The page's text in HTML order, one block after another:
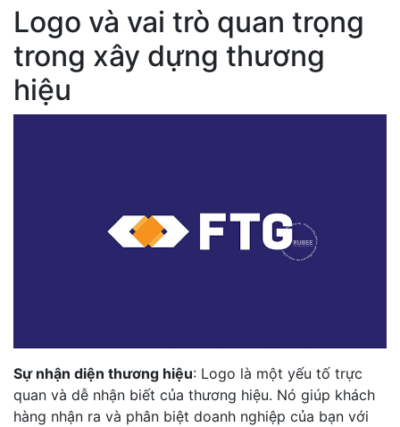
Logo và vai trò quan trọng
trong xây dựng thương
hiệu
Sự nhận diện thương hiệu: Logo là một yếu tố trực
quan và dễ nhận biết của thương hiệu. Nó giúp khách
hàng nhận ra và phân biệt doanh nghiệp của bạn với